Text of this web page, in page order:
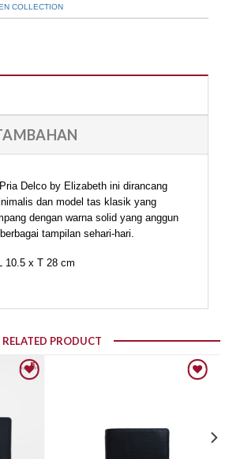
COLLECTION
Delco by Elizabeth ini dirancang
dan model tas klasik yang
dengan warna solid yang anggun
tampilan sehari-hari.
10.5 x T 28 cm
RELATED PRODUCT